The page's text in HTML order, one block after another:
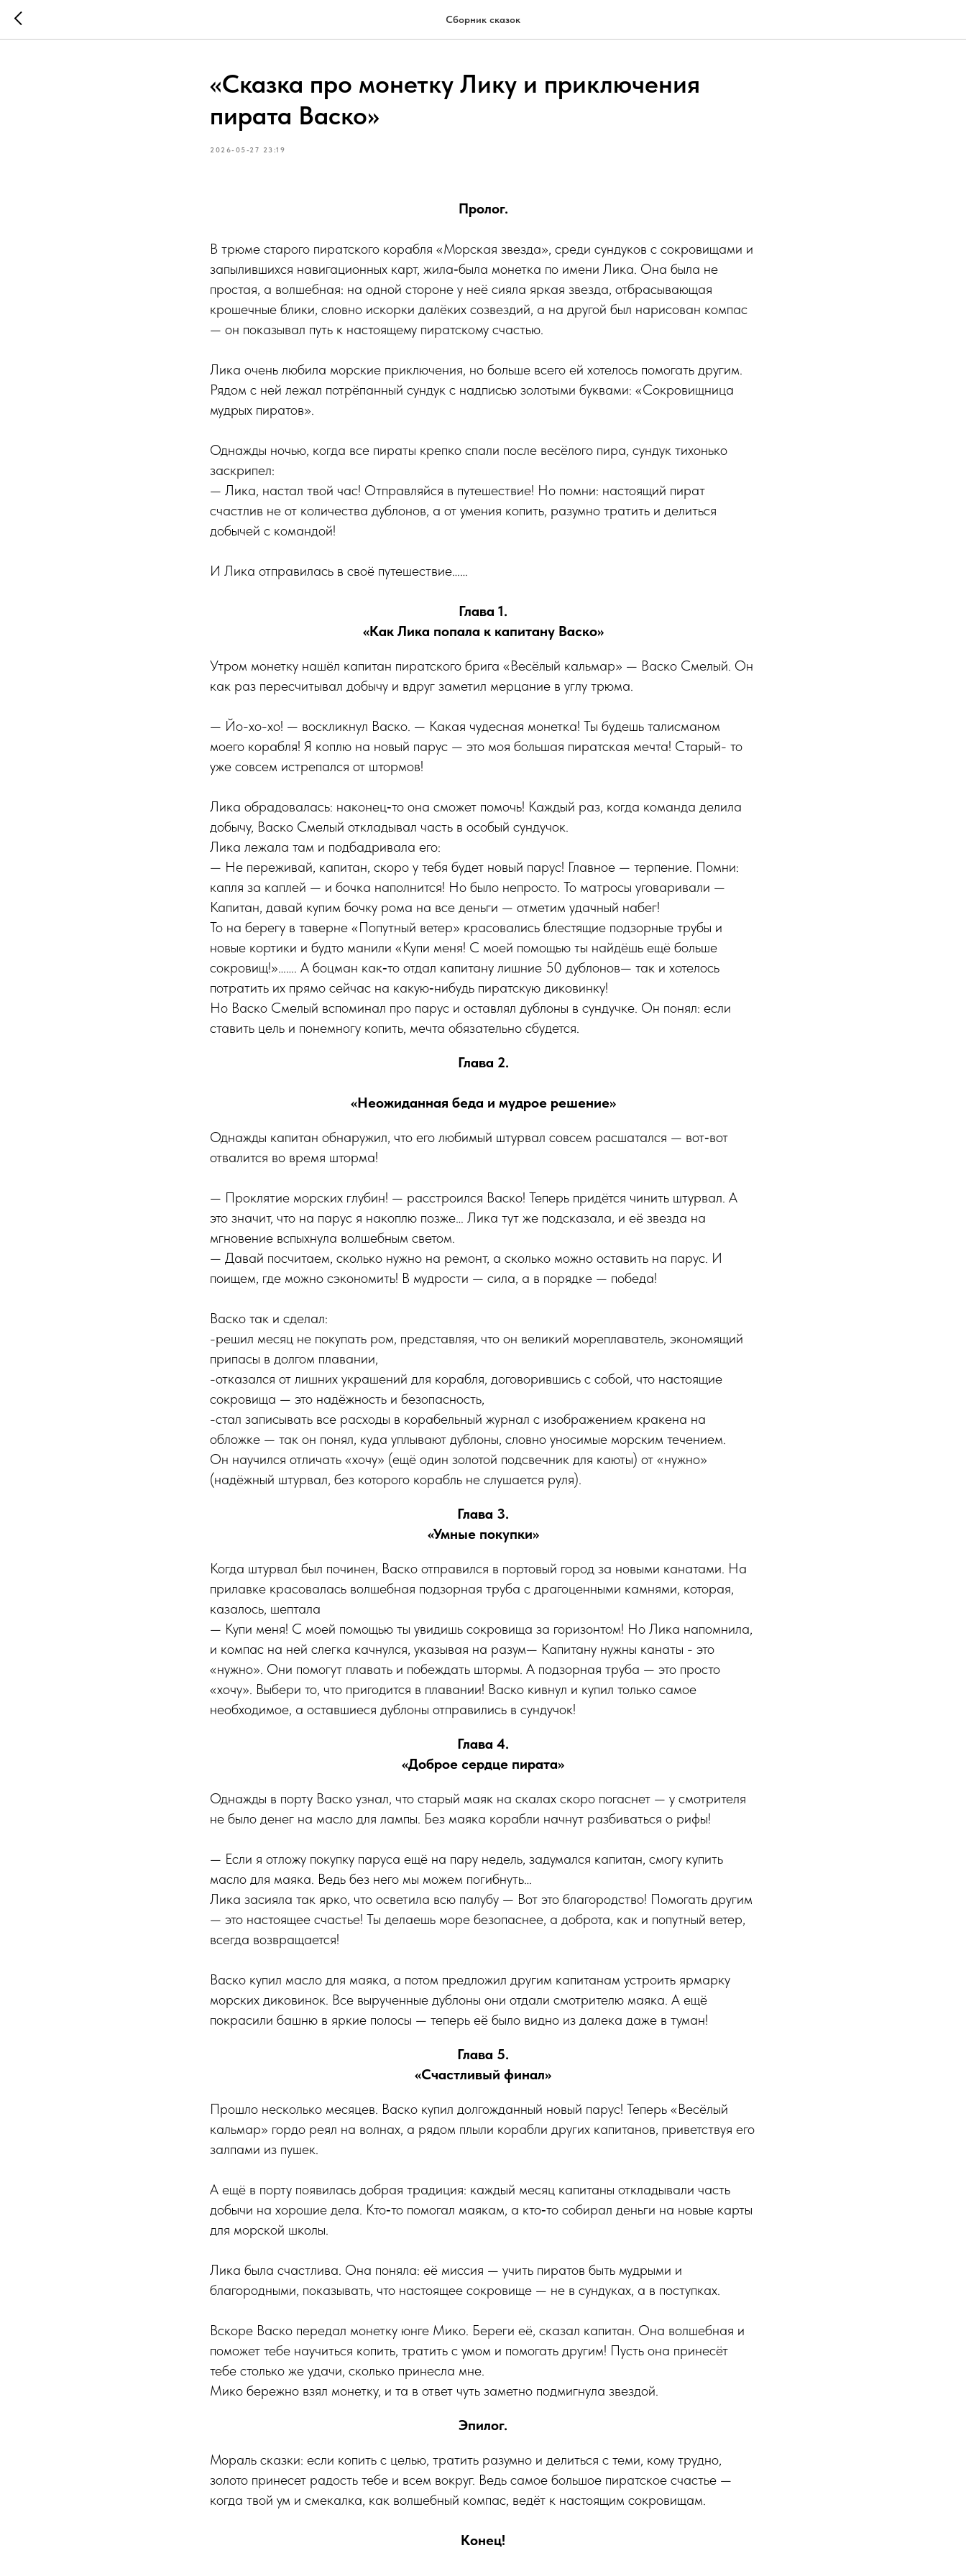
Сборник сказок
«Сказка про монетку Лику и приключения
пирата Васко»
2026-05-27 23:19
Пролог.
В трюме старого пиратского корабля «Морская звезда», среди сундуков с сокровищами и
запылившихся навигационных карт, жила‑была монетка по имени Лика. Она была не
простая, а волшебная: на одной стороне у неё сияла яркая звезда, отбрасывающая
крошечные блики, словно искорки далёких созвездий, а на другой был нарисован компас
— он показывал путь к настоящему пиратскому счастью.
Лика очень любила морские приключения, но больше всего ей хотелось помогать другим.
Рядом с ней лежал потрёпанный сундук с надписью золотыми буквами: «Сокровищница
мудрых пиратов».
Однажды ночью, когда все пираты крепко спали после весёлого пира, сундук тихонько
заскрипел:
— Лика, настал твой час! Отправляйся в путешествие! Но помни: настоящий пират
счастлив не от количества дублонов, а от умения копить, разумно тратить и делиться
добычей с командой!
И Лика отправилась в своё путешествие……
Глава 1.
«Как Лика попала к капитану Васко»
Утром монетку нашёл капитан пиратского брига «Весёлый кальмар» — Васко Смелый. Он
как раз пересчитывал добычу и вдруг заметил мерцание в углу трюма.
— Йо-хо-хо! — воскликнул Васко. — Какая чудесная монетка! Ты будешь талисманом
моего корабля! Я коплю на новый парус — это моя большая пиратская мечта! Старый- то
уже совсем истрепался от штормов!
Лика обрадовалась: наконец‑то она сможет помочь! Каждый раз, когда команда делила
добычу, Васко Смелый откладывал часть в особый сундучок.
Лика лежала там и подбадривала его:
— Не переживай, капитан, скоро у тебя будет новый парус! Главное — терпение. Помни:
капля за каплей — и бочка наполнится! Но было непросто. То матросы уговаривали —
Капитан, давай купим бочку рома на все деньги — отметим удачный набег!
То на берегу в таверне «Попутный ветер» красовались блестящие подзорные трубы и
новые кортики и будто манили «Купи меня! С моей помощью ты найдёшь ещё больше
сокровищ!»……. А боцман как‑то отдал капитану лишние 50 дублонов— так и хотелось
потратить их прямо сейчас на какую‑нибудь пиратскую диковинку!
Но Васко Смелый вспоминал про парус и оставлял дублоны в сундучке. Он понял: если
ставить цель и понемногу копить, мечта обязательно сбудется.
Глава 2.
«Неожиданная беда и мудрое решение»
Однажды капитан обнаружил, что его любимый штурвал совсем расшатался — вот‑вот
отвалится во время шторма!
— Проклятие морских глубин! — расстроился Васко! Теперь придётся чинить штурвал. А
это значит, что на парус я накоплю позже… Лика тут же подсказала, и её звезда на
мгновение вспыхнула волшебным светом.
— Давай посчитаем, сколько нужно на ремонт, а сколько можно оставить на парус. И
поищем, где можно сэкономить! В мудрости — сила, а в порядке — победа!
Васко так и сделал:
-решил месяц не покупать ром, представляя, что он великий мореплаватель, экономящий
припасы в долгом плавании,
-отказался от лишних украшений для корабля, договорившись с собой, что настоящие
сокровища — это надёжность и безопасность,
-стал записывать все расходы в корабельный журнал с изображением кракена на
обложке — так он понял, куда уплывают дублоны, словно уносимые морским течением.
Он научился отличать «хочу» (ещё один золотой подсвечник для каюты) от «нужно»
(надёжный штурвал, без которого корабль не слушается руля).
Глава 3.
«Умные покупки»
Когда штурвал был починен, Васко отправился в портовый город за новыми канатами. На
прилавке красовалась волшебная подзорная труба с драгоценными камнями, которая,
казалось, шептала
— Купи меня! С моей помощью ты увидишь сокровища за горизонтом! Но Лика напомнила,
и компас на ней слегка качнулся, указывая на разум— Капитану нужны канаты - это
«нужно». Они помогут плавать и побеждать штормы. А подзорная труба — это просто
«хочу». Выбери то, что пригодится в плавании! Васко кивнул и купил только самое
необходимое, а оставшиеся дублоны отправились в сундучок!
Глава 4.
«Доброе сердце пирата»
Однажды в порту Васко узнал, что старый маяк на скалах скоро погаснет — у смотрителя
не было денег на масло для лампы. Без маяка корабли начнут разбиваться о рифы!
— Если я отложу покупку паруса ещё на пару недель, задумался капитан, смогу купить
масло для маяка. Ведь без него мы можем погибнуть…
Лика засияла так ярко, что осветила всю палубу — Вот это благородство! Помогать другим
— это настоящее счастье! Ты делаешь море безопаснее, а доброта, как и попутный ветер,
всегда возвращается!
Васко купил масло для маяка, а потом предложил другим капитанам устроить ярмарку
морских диковинок. Все вырученные дублоны они отдали смотрителю маяка. А ещё
покрасили башню в яркие полосы — теперь её было видно из далека даже в туман!
Глава 5.
«Счастливый финал»
Прошло несколько месяцев. Васко купил долгожданный новый парус! Теперь «Весёлый
кальмар» гордо реял на волнах, а рядом плыли корабли других капитанов, приветствуя его
залпами из пушек.
А ещё в порту появилась добрая традиция: каждый месяц капитаны откладывали часть
добычи на хорошие дела. Кто‑то помогал маякам, а кто‑то собирал деньги на новые карты
для морской школы.
Лика была счастлива. Она поняла: её миссия — учить пиратов быть мудрыми и
благородными, показывать, что настоящее сокровище — не в сундуках, а в поступках.
Вскоре Васко передал монетку юнге Мико. Береги её, сказал капитан. Она волшебная и
поможет тебе научиться копить, тратить с умом и помогать другим! Пусть она принесёт
тебе столько же удачи, сколько принесла мне.
Мико бережно взял монетку, и та в ответ чуть заметно подмигнула звездой.
Эпилог.
Мораль сказки: если копить с целью, тратить разумно и делиться с теми, кому трудно,
золото принесет радость тебе и всем вокруг. Ведь самое большое пиратское счастье —
когда твой ум и смекалка, как волшебный компас, ведёт к настоящим сокровищам.
Конец!